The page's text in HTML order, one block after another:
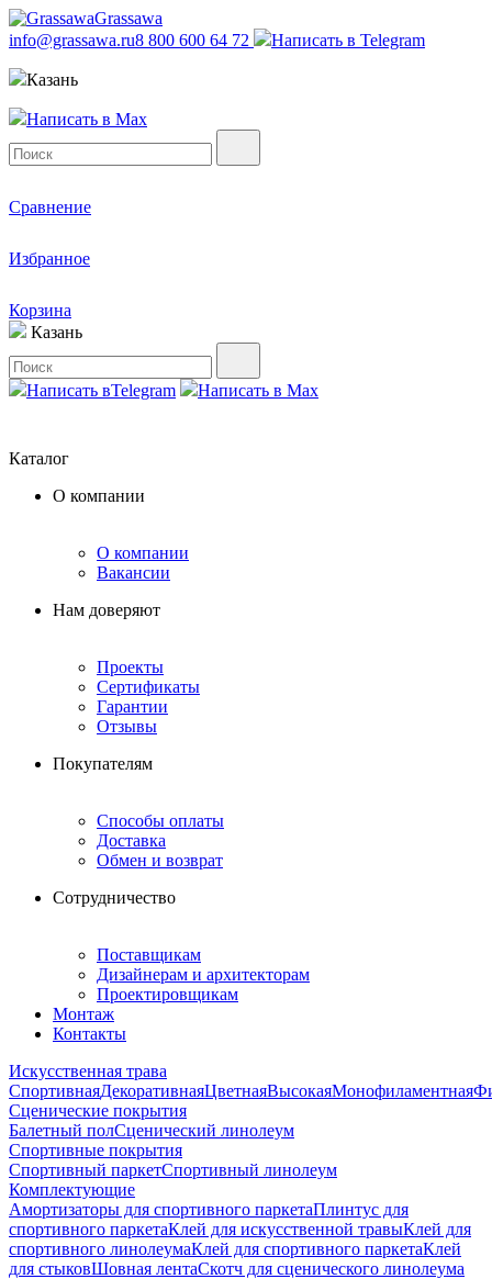
Grassawa
info@grassawa.ru8 800 600 64 72 Написать в Telegram
Казань
Написать в Max
Сравнение
Избранное
Корзина
Казань
Написать вTelegram Написать в Max
Каталог
О компании
О компании
Вакансии
Нам доверяют
Проекты
Сертификаты
Гарантии
Отзывы
Покупателям
Способы оплаты
Доставка
Обмен и возврат
Сотрудничество
Поставщикам
Дизайнерам и архитекторам
Проектировщикам
Монтаж
Контакты
Искусственная трава
СпортивнаяДекоративнаяЦветнаяВысокаяМонофиламентная
Сценические покрытия
Балетный полСценический линолеум
Спортивные покрытия
Спортивный паркетСпортивный линолеум
Комплектующие
Амортизаторы для спортивного паркетаПлинтус для
спортивного паркетаКлей для искусственной травыКлей для
спортивного линолеумаКлей для спортивного паркетаКлей
для стыковШовная лентаСкотч для сценического линолеума